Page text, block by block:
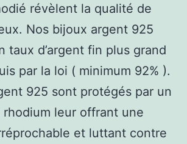
révèlent la qualité de
Nos bijoux argent 925
taux d’argent fin plus grand
par la loi ( minimum 92% ).
925 sont protégés par un
leur offrant une
et luttant contre